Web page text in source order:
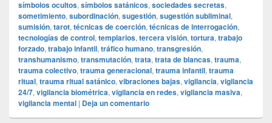
símbolos ocultos, símbolos satánicos, sociedades secretas,
sometimiento, subordinación, sugestión, sugestión subliminal,
sumisión, tarot, técnicas de coerción, técnicas de interrogación,
tecnologías de control, templarios, tercera visión, tortura, trabajo
forzado, trabajo infantil, tráfico humano, transgresión,
transhumanismo, transmutación, trata, trata de blancas, trauma,
trauma colectivo, trauma generacional, trauma infantil, trauma
ritual, trauma ritual satánico, vibraciones bajas, vigilancia, vigilancia
24/7, vigilancia biométrica, vigilancia en redes, vigilancia masiva,
vigilancia mental | Deja un comentario